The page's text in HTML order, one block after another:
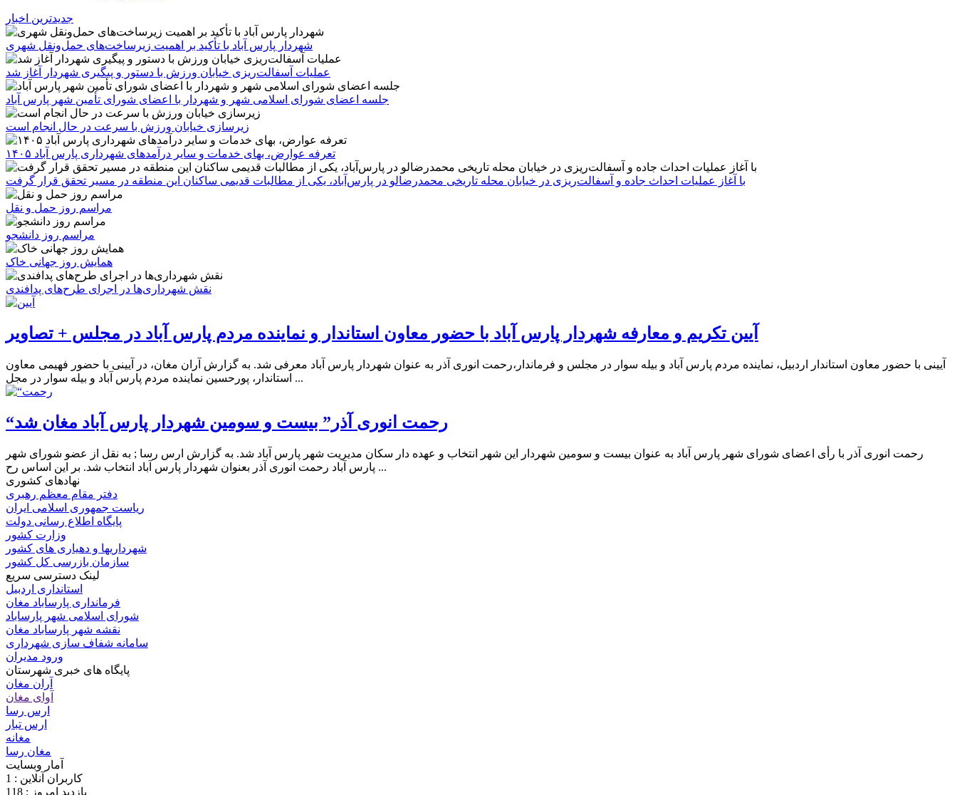
جدیدترین اخبار
شهردار پارس آباد با تأکید بر اهمیت زیرساخت‌های حمل‌ونقل شهری
عملیات آسفالت‌ریزی خیابان ورزش با دستور و پیگیری شهردار آغاز شد
جلسه اعضای شورای اسلامی شهر و شهردار با اعضای شورای تأمین شهر پارس آباد
زیرسازی خیابان ورزش با سرعت در حال انجام است
تعرفه عوارض، بهای خدمات و سایر درآمدهای شهرداری پارس آباد ۱۴۰۵
با آغاز عملیات احداث جاده و آسفالت‌ریزی در خیابان محله تاریخی محمدرضالو در پارس‌آباد، یکی از مطالبات قدیمی ساکنان این منطقه در مسیر تحقق قرار گرفت
مراسم روز حمل و نقل
مراسم روز دانشجو
همایش روز جهانی خاک
نقش شهرداری‌ها در اجرای طرح‌های پدافندی
آیین تکریم و معارفه شهردار پارس آباد با حضور معاون استاندار و نماینده مردم پارس آباد در مجلس + تصاویر
آیینی با حضور معاون استاندار اردبیل، نماینده مردم پارس آباد و بیله سوار در مجلس و فرماندار،رحمت انوری آذر به عنوان شهردار پارس آباد معرفی شد. به گزارش آران مغان، در آیینی با حضور فهیمی معاون
استاندار، پورحسین نماینده مردم پارس آباد و بیله سوار در مجل ...
“رحمت انوری آذر” بیست و سومین شهردار پارس آباد مغان شد
رحمت انوری آذر با رأی اعضای شورای شهر پارس آباد به عنوان بیست و سومین شهردار این شهر انتخاب و عهده دار سکان مدیریت شهر پارس آباد شد. به گزارش ارس رسا ; به نقل از عضو شورای شهر
پارس آباد رحمت انوری آذر بعنوان شهردار پارس آباد انتخاب شد. بر این اساس رح ...
نهادهای کشوری
دفتر مقام معظم رهبری
ریاست جمهوری اسلامی ایران
پایگاه اطلاع رسانی دولت
وزارت کشور
شهرداریها و دهیاری های کشور
سازمان بازرسی کل کشور
لینک دسترسی سریع
استانداری اردبیل
فرمانداری پارساباد مغان
شورای اسلامی شهر پارساباد
نقشه شهر پارساباد مغان
سامانه شفاف سازی شهرداری
ورود مدیران
پایگاه های خبری شهرستان
آران مغان
آوای مغان
ارس رسا
ارس تبار
مغانه
مغان رسا
آمار وبسایت
کاربران آنلاین : 1
بازدید امروز : 118